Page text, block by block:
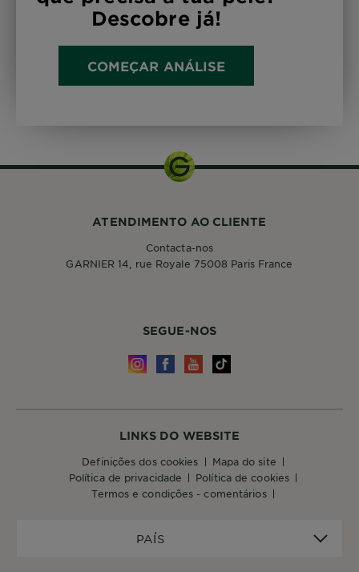
Descobre já!
COMEÇAR ANÁLISE
PAÍS
LINKS DO WEBSITE
definições dos cookies
mapa do site
política de privacidade
política de cookies
termos e condições - comentários
SEGUE-NOS
ATENDIMENTO AO CLIENTE
Contacta-nos
GARNIER 14, rue Royale 75008 Paris France